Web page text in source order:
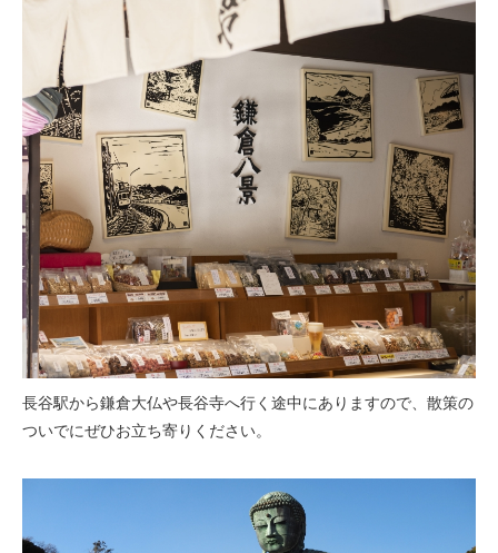
長谷駅から鎌倉大仏や長谷寺へ行く途中にありますので、散策の
ついでにぜひお立ち寄りください。